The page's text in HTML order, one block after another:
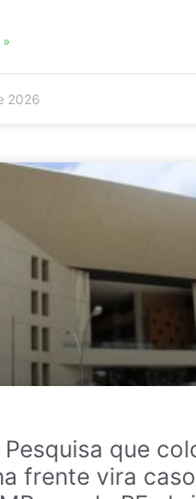
»
2026
que
frente vira